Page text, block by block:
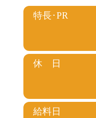
特長･PR
休 日
給料日